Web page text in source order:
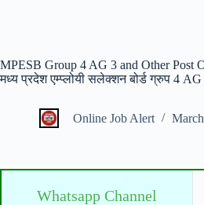
MPESB Group 4 AG 3 and Other Post
मध्य प्रदेश एम्प्लोयी सलेक्शन बोर्ड ग्रुप 4 AG
Online Job Alert
Whatsapp Channel